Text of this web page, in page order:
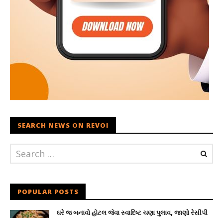
SEARCH NEWS ON REVOI
POPULAR POSTS
ઘરે જ બનાવો હોટલ જેવા સ્વાદિષ્ટ ચણા પુલાવ, જાણો રેસીપી